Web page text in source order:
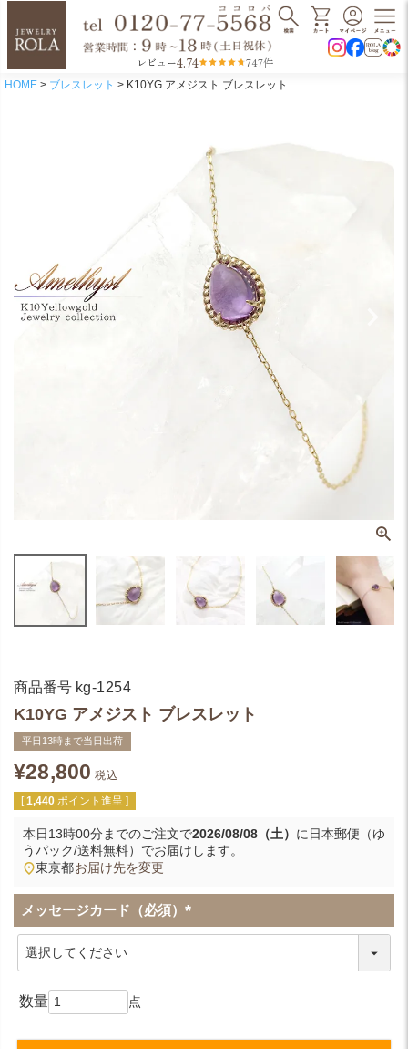
レビュー4.74 747件
HOME ブレスレット K10YG アメジスト ブレスレット
商品番号 kg-1254
K10YG アメジスト ブレスレット
平日13時まで当日出荷
¥28,800 税込
[ 1,440 ポイント進呈 ]
本日13時00分までのご注文で2026/08/08（土） に 日本郵便（ゆ
うパック/送料無料） でお届けします。
東京都お届け先を変更
メッセージカード（必須）
(